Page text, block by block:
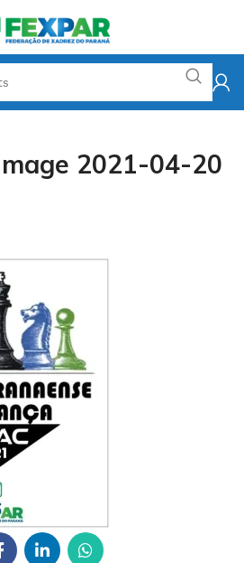
2021-04-20